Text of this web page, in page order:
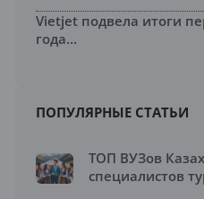
Vietjet подвела итоги
года...
ПОПУЛЯРНЫЕ СТАТЬИ
ТОП ВУЗов
специалистов